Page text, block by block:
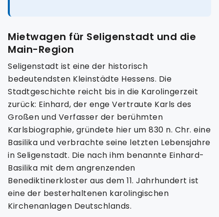
Mietwagen für Seligenstadt und die
Main-Region
Seligenstadt ist eine der historisch
bedeutendsten Kleinstädte Hessens. Die
Stadtgeschichte reicht bis in die Karolingerzeit
zurück: Einhard, der enge Vertraute Karls des
Großen und Verfasser der berühmten
Karlsbiographie, gründete hier um 830 n. Chr. eine
Basilika und verbrachte seine letzten Lebensjahre
in Seligenstadt. Die nach ihm benannte Einhard-
Basilika mit dem angrenzenden
Benediktinerkloster aus dem 11. Jahrhundert ist
eine der besterhaltenen karolingischen
Kirchenanlagen Deutschlands.